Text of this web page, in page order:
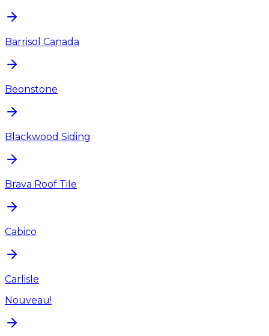
Barrisol Canada
Beonstone
Blackwood Siding
Brava Roof Tile
Cabico
Carlisle
Nouveau!